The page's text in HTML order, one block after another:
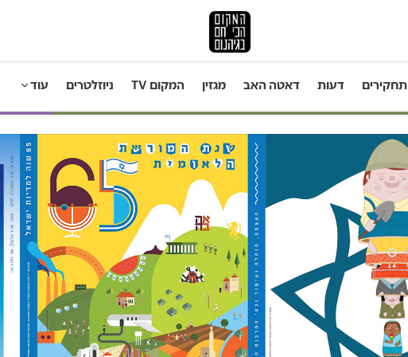
תחקירים דעות דאטה האב מגזין המקום TV ניוזלטרים עוד
טור דעה